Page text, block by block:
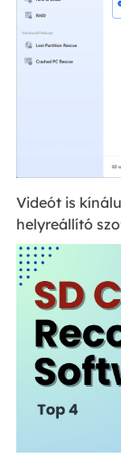
Videót is
helyreállító